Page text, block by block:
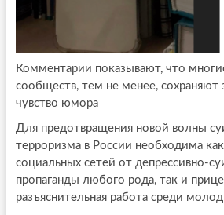
Комментарии показывают, что
сообществ, тем не менее, сохраняют
чувство юмора
Для предотвращения новой волны
терроризма в России необходима как
социальных сетей от депрессивно-
пропаганды любого рода, так и
разъяснительная работа среди